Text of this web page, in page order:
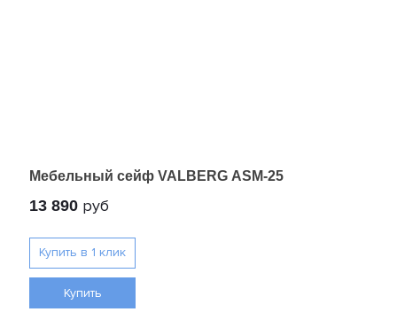
Мебельный сейф VALBERG ASM-25
13 890 руб
Купить